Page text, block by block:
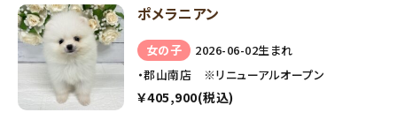
ポメラニアン
女の子
2026-06-02生まれ
・郡山南店 ※リニューアルオープン
￥405,900(税込)